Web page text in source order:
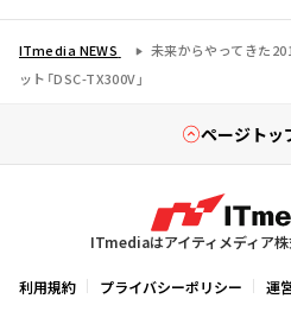
ITmedia NEWS
未来からやってきた
ット「DSC-TX300V」
ページトッ
ITmediaはアイティメディア株
利用規約 プライバシーポリシー 運